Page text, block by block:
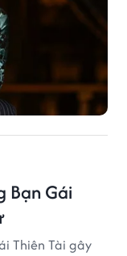
Bạn Gái
Thiên Tài gây